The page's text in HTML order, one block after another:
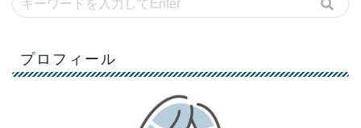
プロフィール